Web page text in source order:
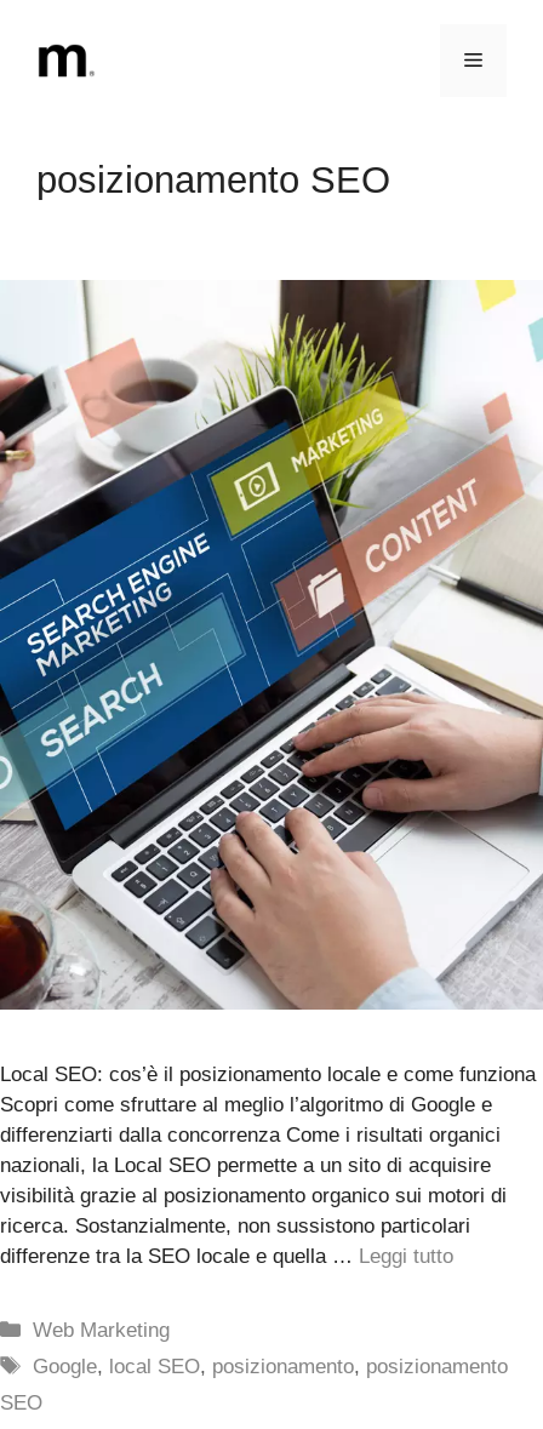
contenuto
Menu
posizionamento SEO
Local SEO: cos’è il posizionamento locale e come funziona
Scopri come sfruttare al meglio l’algoritmo di Google e
differenziarti dalla concorrenza Come i risultati organici
nazionali, la Local SEO permette a un sito di acquisire
visibilità grazie al posizionamento organico sui motori di
ricerca. Sostanzialmente, non sussistono particolari
differenze tra la SEO locale e quella … Leggi tutto
Categorie
Web Marketing
Tag
Google, local SEO, posizionamento, posizionamento
SEO